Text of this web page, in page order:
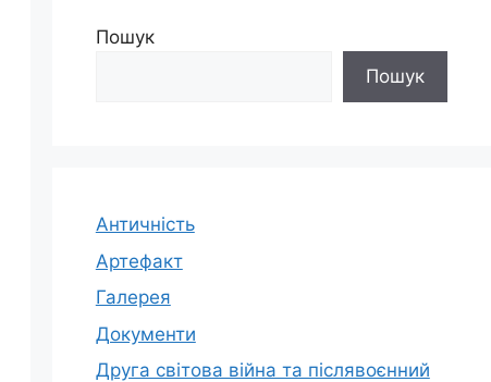
Пошук
Пошук
Античність
Артефакт
Галерея
Документи
Друга світова війна та післявоєнний